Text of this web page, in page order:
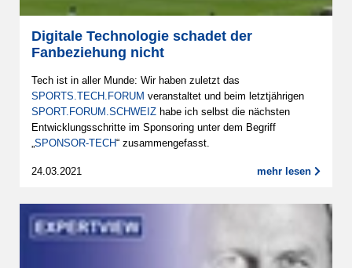
Digitale Technologie schadet der
Fanbeziehung nicht
Tech ist in aller Munde: Wir haben zuletzt das
SPORTS.TECH.FORUM veranstaltet und beim letztjährigen
SPORT.FORUM.SCHWEIZ habe ich selbst die nächsten
Entwicklungsschritte im Sponsoring unter dem Begriff
SPONSOR-TECH“ zusammengefasst.
24.03.2021 mehr lesen